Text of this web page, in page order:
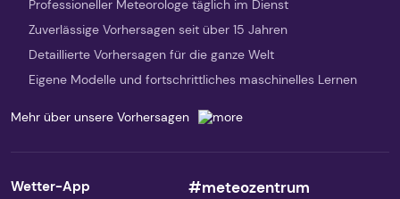
Professioneller Meteorologe täglich im Dienst
Zuverlässige Vorhersagen seit über 15 Jahren
Detaillierte Vorhersagen für die ganze Welt
Eigene Modelle und fortschrittliches maschinelles Lernen
Mehr über unsere Vorhersagen
Wetter-App #meteozentrum